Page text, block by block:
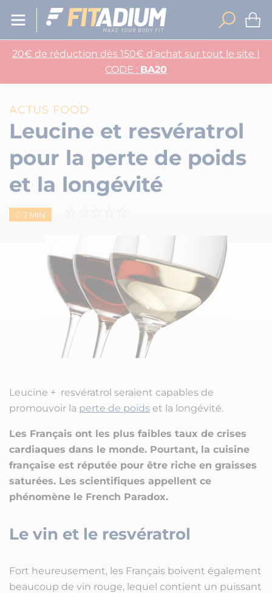
20€ de réduction dès 150€ d’achat sur tout le site |
CODE : BA20
ACTUS FOOD
Leucine et resvératrol
pour la perte de poids
et la longévité
2 MIN
Leucine + resvératrol seraient capables de
promouvoir la perte de poids et la longévité.
Les Français ont les plus faibles taux de crises
cardiaques dans le monde. Pourtant, la cuisine
française est réputée pour être riche en graisses
saturées. Les scientifiques appellent ce
phénomène le French Paradox.
Le vin et le resvératrol
Fort heureusement, les Français boivent également
beaucoup de vin rouge, lequel contient un puissant